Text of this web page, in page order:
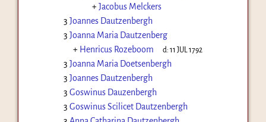
+Jacobus Melckers
3 Joannes Dautzenbergh
3 Joanna Maria Dautzenberg
+ Henricus Rozeboom d:11 JUL 1792
3 Joanna Maria Doetsenbergh
3 Joannes Dautzenbergh
3 Goswinus Dauzenbergh
3 Goswinus Scilicet Dautzenbergh